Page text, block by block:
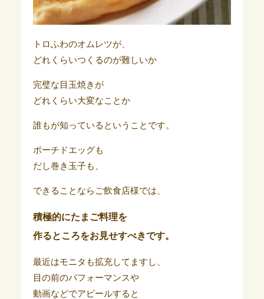
トロふわのオムレツが、
どれくらいつくるのが難しいか
完璧な目玉焼きが
どれくらい大変なことか
誰もが知っているということです。
ポーチドエッグも
だし巻き玉子も、
できることならご飲食店様では、
積極的にたまご料理を
作るところをお見せすべきです。
最近はモニタも拡充してますし、
目の前のパフォーマンスや
動画などでアピールすると